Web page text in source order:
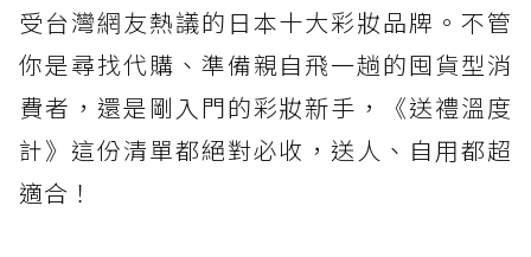
受台灣網友熱議的日本十大彩妝品牌。不管
你是尋找代購、準備親自飛一趟的囤貨型消
費者，還是剛入門的彩妝新手，《送禮溫度
計》這份清單都絕對必收，送人、自用都超
適合！